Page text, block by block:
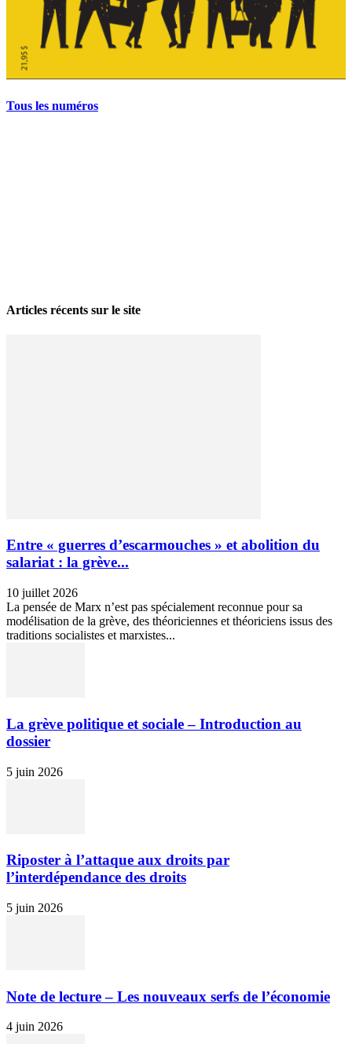
Tous les numéros
Articles récents sur le site
Entre « guerres d’escarmouches » et abolition du
salariat : la grève...
10 juillet 2026
La pensée de Marx n’est pas spécialement reconnue pour sa
modélisation de la grève, des théoriciennes et théoriciens issus des
traditions socialistes et marxistes...
La grève politique et sociale – Introduction au
dossier
5 juin 2026
Riposter à l’attaque aux droits par
l’interdépendance des droits
5 juin 2026
Note de lecture – Les nouveaux serfs de l’économie
4 juin 2026